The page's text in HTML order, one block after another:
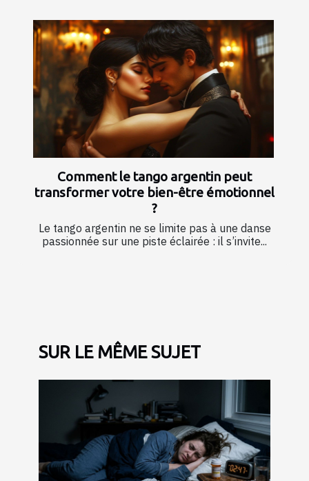
Comment le tango argentin peut
transformer votre bien-être émotionnel
?
Le tango argentin ne se limite pas à une danse
passionnée sur une piste éclairée : il s’invite...
SUR LE MÊME SUJET